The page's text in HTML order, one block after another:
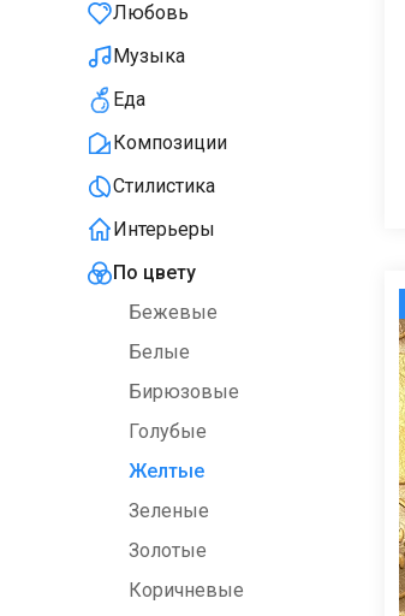
Любовь
Музыка
Еда
Композиции
Стилистика
Интерьеры
По цвету
Бежевые
Белые
Бирюзовые
Голубые
Желтые
Зеленые
Золотые
Коричневые